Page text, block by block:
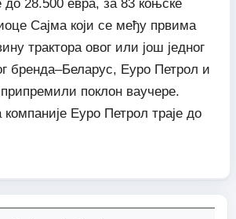
до 28.500 евра, за 83 коњске
Сајма који се међу првима
трактора овог или још једног
бренда–Беларус, Еуро Петрол и
поклон ваучере.
компаније Еуро Петрол траје до